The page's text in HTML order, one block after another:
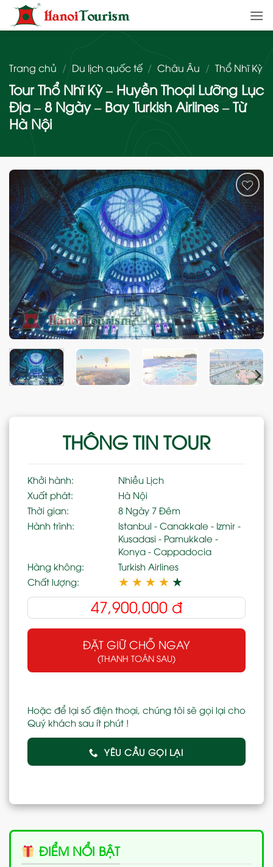
qua
nội
Trang chủ / Du lịch quốc tế / Châu Âu / Thổ Nhĩ Kỳ
Tour Thổ Nhĩ Kỳ – Huyền Thoại Lưỡng Lục
Địa – 8 Ngày – Bay Turkish Airlines – Từ
Hà Nội
Add
to
wishlist
THÔNG TIN TOUR
Khởi hành:
Nhiều Lịch
Xuất phát:
Hà Nội
Thời gian:
8 Ngày 7 Đêm
Hành trình:
Istanbul - Canakkale - Izmir -
Kusadasi - Pamukkale -
Konya - Cappadocia
Hàng không:
Turkish Airlines
Chất lượng:
★ ★ ★ ★ ★
47,900,000 đ
ĐẶT GIỮ CHỖ NGAY
(THANH TOÁN SAU)
Hoặc để lại số điện thoại, chúng tôi sẽ gọi lại cho
Quý khách sau ít phút !
YÊU CẦU GỌI LẠI
ĐIỂM NỔI BẬT